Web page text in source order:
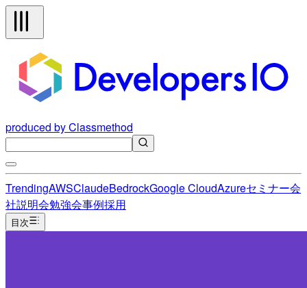
produced by Classmethod
TrendingAWSClaudeBedrockGoogle CloudAzureセミナー会
社説明会勉強会事例採用
目次